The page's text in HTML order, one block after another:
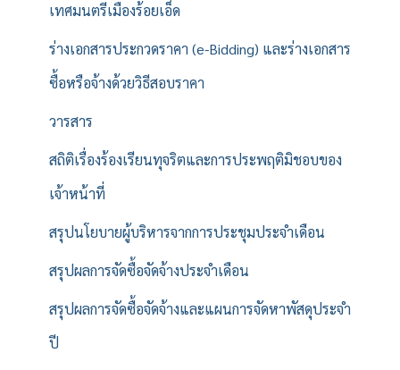
เทศมนตรีเมืองร้อยเอ็ด
ร่างเอกสารประกวดราคา (e-Bidding) และร่างเอกสาร
ซื้อหรือจ้างด้วยวิธีสอบราคา
วารสาร
สถิติเรื่องร้องเรียนทุจริตและการประพฤติมิชอบของ
เจ้าหน้าที่
สรุปนโยบายผู้บริหารจากการประชุมประจำเดือน
สรุปผลการจัดซื้อจัดจ้างประจำเดือน
สรุปผลการจัดซื้อจัดจ้างและแผนการจัดหาพัสดุประจำ
ปี